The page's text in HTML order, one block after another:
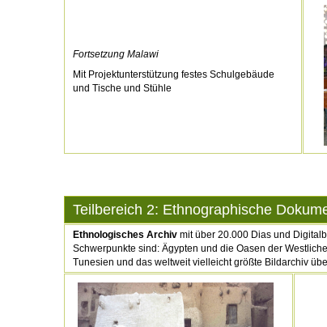
Fortsetzung Malawi
Mit Projektunterstützung festes Schulgebäude
und Tische und Stühle
Teilbereich 2: Ethnographische
Ethnologisches Archiv mit über 20.000 Dias und
Schwerpunkte sind: Ägypten und die Oasen der
Tunesien und das weltweit vielleicht größte Bildarchiv